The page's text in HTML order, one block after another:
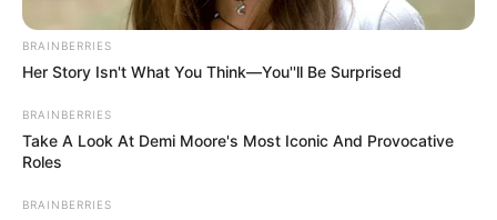
külpolitikai bizottságának elnöke is azonnal reagált.
Így egyenlőre úgy néz ki hogy Sulyok Tamás marad
BRAINBERRIES
Her Story Isn't What You Think—You''ll Be Surprised
BRAINBERRIES
Take A Look At Demi Moore's Most Iconic And Provocative
Roles
BRAINBERRIES